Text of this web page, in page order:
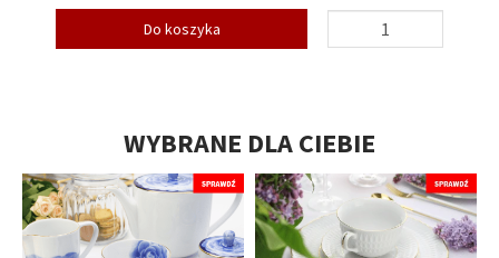
Do koszyka
WYBRANE DLA CIEBIE